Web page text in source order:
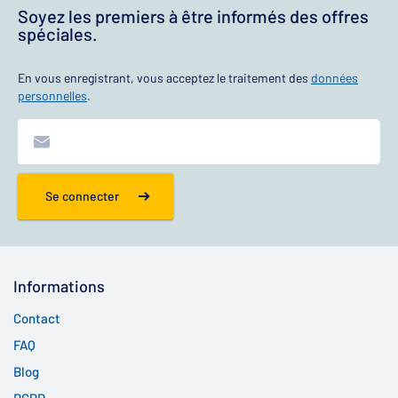
Soyez les premiers à être informés des offres
spéciales.
En vous enregistrant, vous acceptez le traitement des données
personnelles.
Se connecter
Informations
Contact
FAQ
Blog